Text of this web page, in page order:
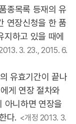
종목록 등재의 유
연장신청을 한 품
하고 있을 때에
3. 23., 2015. 6.
유효기간이 끝나
게 연장 절차와
아니하면 연장을
다. <개정 2013. 3.